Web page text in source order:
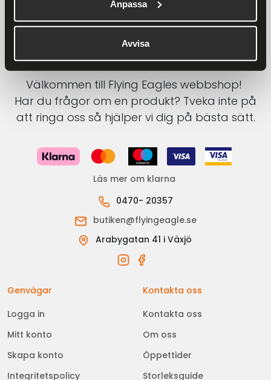
Anpassa
Avvisa
Välkommen till Flying Eagles webbshop!
Har du frågor om en produkt? Tveka inte på
att ringa oss så hjälper vi dig på bästa sätt.
Läs mer om klarna
0470- 20357
butiken@flyingeagle.se
Arabygatan 41 i Växjö
Genvägar
Logga in
Mitt konto
Skapa konto
Integritetspolicy
Kontakta oss
Kontakta oss
Om oss
Öppettider
Storleksguide